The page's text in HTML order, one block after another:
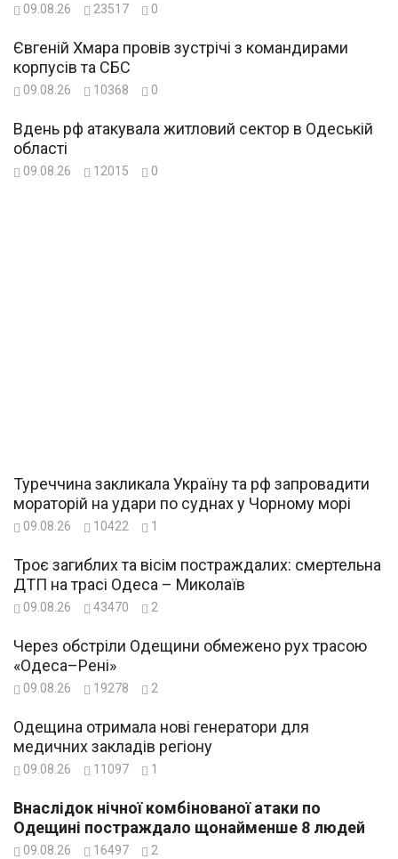
09.08.26 23517 0
Євгеній Хмара провів зустрічі з командирами
корпусів та СБС
09.08.26 10368 0
Вдень рф атакувала житловий сектор в Одеській
області
09.08.26 12015 0
Туреччина закликала Україну та рф запровадити
мораторій на удари по суднах у Чорному морі
09.08.26 10422 1
Троє загиблих та вісім постраждалих: смертельна
ДТП на трасі Одеса – Миколаїв
09.08.26 43470 2
Через обстріли Одещини обмежено рух трасою
«Одеса–Рені»
09.08.26 19278 2
Одещина отримала нові генератори для
медичних закладів регіону
09.08.26 11097 1
Внаслідок нічної комбінованої атаки по
Одещині постраждало щонайменше 8 людей
09.08.26 16497 2